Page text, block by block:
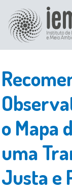
o Mapa
uma
Justa e